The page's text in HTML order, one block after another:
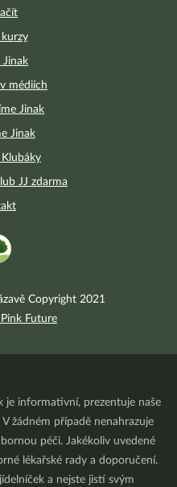
Jinak
médiích
Jinak
Jinak
JJ zdarma
Copyright 2021
Future
je informativní, prezentuje naše
žádném případě nenahrazuje
péči. Jakékoliv uvedené
lékařské rady a doporučení.
a nejste jistí svým